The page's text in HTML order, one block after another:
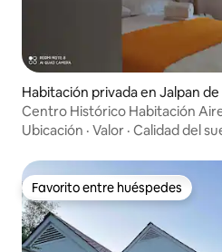
Habitación privada en Jalpan de
Centro Histórico Habitación
Ubicación · Valor · Calidad del
Favorito entre huéspedes
Favorito entre huéspedes